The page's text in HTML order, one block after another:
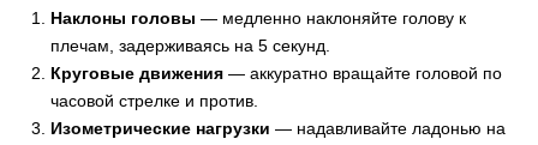
Наклоны головы — медленно наклоняйте голову к
плечам, задерживаясь на 5 секунд.
Круговые движения — аккуратно вращайте головой по
часовой стрелке и против.
Изометрические нагрузки — надавливайте ладонью на